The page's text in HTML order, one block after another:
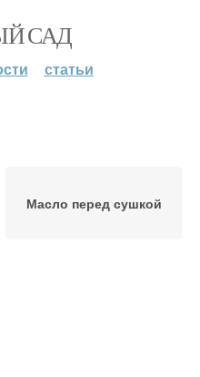
САД
статьи
Масло перед сушкой